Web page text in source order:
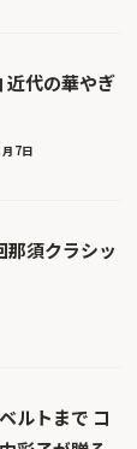
近代の華やぎ
7日
那須クラシッ
ルトまで コ